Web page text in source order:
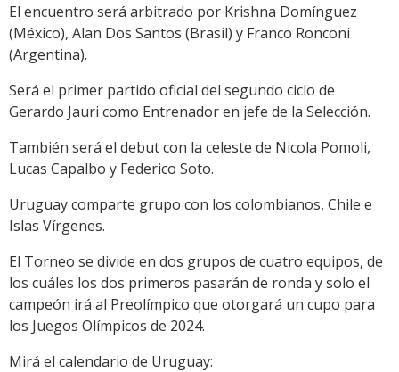
El encuentro será arbitrado por Krishna Domínguez
(México), Alan Dos Santos (Brasil) y Franco Ronconi
(Argentina).
Será el primer partido oficial del segundo ciclo de
Gerardo Jauri como Entrenador en jefe de la Selección.
También será el debut con la celeste de Nicola Pomoli,
Lucas Capalbo y Federico Soto.
Uruguay comparte grupo con los colombianos, Chile e
Islas Vírgenes.
El Torneo se divide en dos grupos de cuatro equipos, de
los cuáles los dos primeros pasarán de ronda y solo el
campeón irá al Preolímpico que otorgará un cupo para
los Juegos Olímpicos de 2024.
Mirá el calendario de Uruguay: